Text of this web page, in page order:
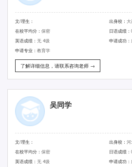
文/理生： 出身校： 大
在校平均分： 保密 日语成绩：
英语成绩： 无 4级 申请成功：
申请专业： 教育学
了解详细信息，请联系咨询老师 →
吴同学
文/理生： 出身校： 河
在校平均分： 保密 日语成绩：
英语成绩： 无 4级 申请成功：